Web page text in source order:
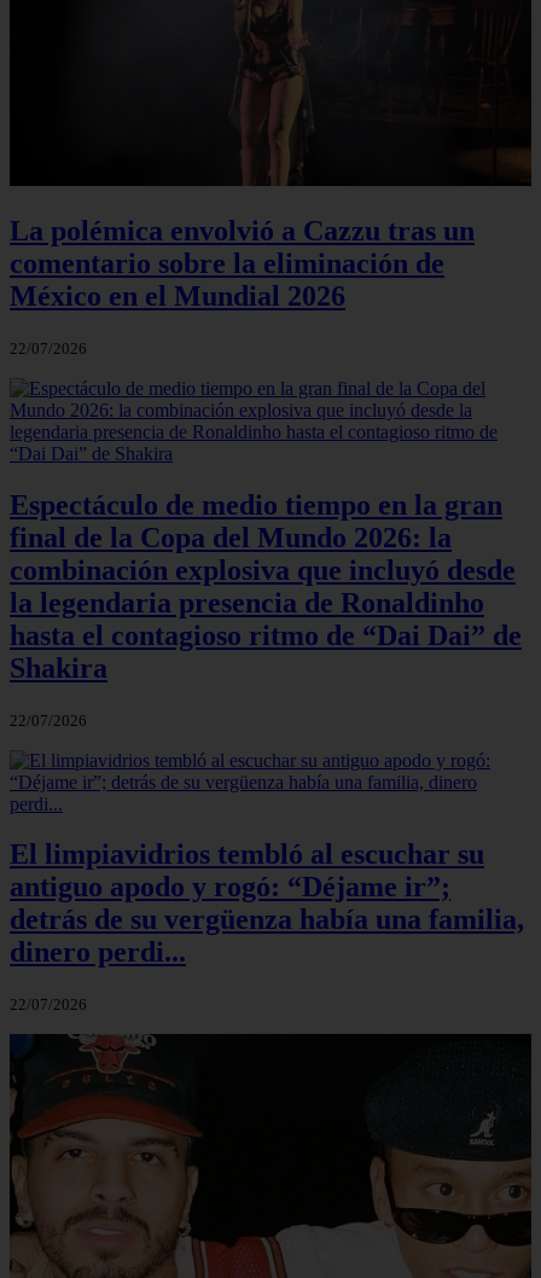
La polémica envolvió a Cazzu tras un
comentario sobre la eliminación de
México en el Mundial 2026
22/07/2026
Espectáculo de medio tiempo en la gran
final de la Copa del Mundo 2026: la
combinación explosiva que incluyó desde
la legendaria presencia de Ronaldinho
hasta el contagioso ritmo de “Dai Dai” de
Shakira
22/07/2026
El limpiavidrios tembló al escuchar su
antiguo apodo y rogó: “Déjame ir”;
detrás de su vergüenza había una familia,
dinero perdi...
22/07/2026